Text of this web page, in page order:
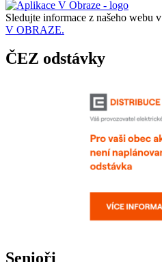
Sledujte informace z našeho webu v
V OBRAZE.
ČEZ odstávky
Senioři